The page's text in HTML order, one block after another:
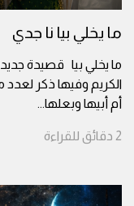
ما يخلي بيا نا جدي
ما يخلي بيا قصيدة
الكريم وفيها ذكر
أم أبيها وبعلها...
2 دقائق للقراءة